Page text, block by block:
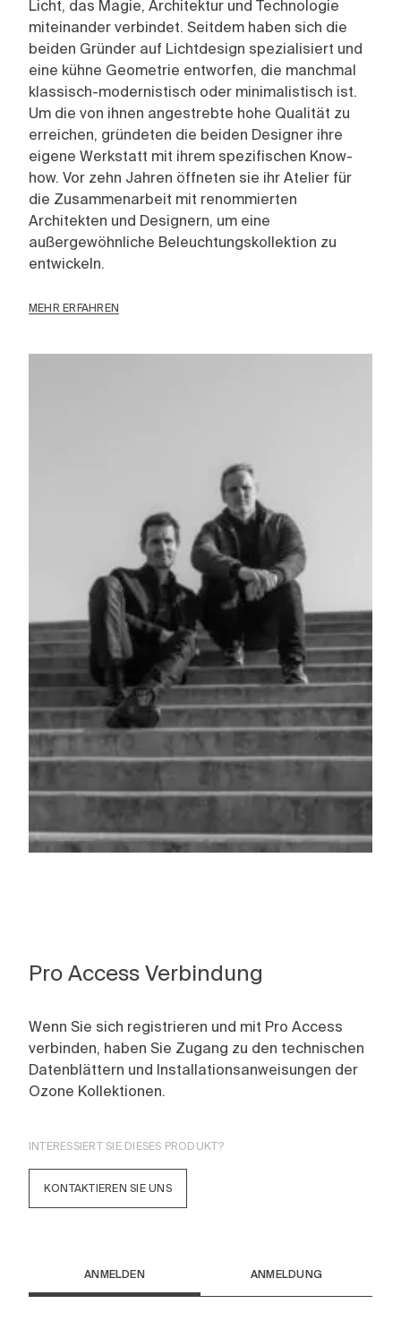
Licht, das Magie, Architektur und Technologie
miteinander verbindet. Seitdem haben sich die
beiden Gründer auf Lichtdesign spezialisiert und
eine kühne Geometrie entworfen, die manchmal
klassisch-modernistisch oder minimalistisch ist.
Um die von ihnen angestrebte hohe Qualität zu
erreichen, gründeten die beiden Designer ihre
eigene Werkstatt mit ihrem spezifischen Know-
how. Vor zehn Jahren öffneten sie ihr Atelier für
die Zusammenarbeit mit renommierten
Architekten und Designern, um eine
außergewöhnliche Beleuchtungskollektion zu
entwickeln.
MEHR ERFAHREN
Pro Access Verbindung
Wenn Sie sich registrieren und mit Pro Access
verbinden, haben Sie Zugang zu den technischen
Datenblättern und Installationsanweisungen der
Ozone Kollektionen.
INTERESSIERT SIE DIESES PRODUKT?
KONTAKTIEREN SIE UNS
ANMELDEN ANMELDUNG